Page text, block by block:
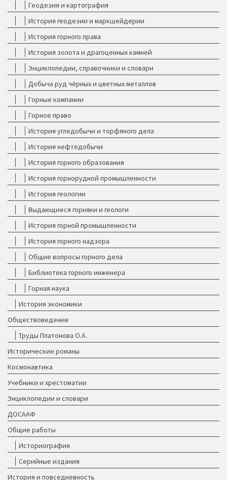
Геодезия и картография
История геодезии и маркшейдерии
История горного права
История золота и драгоценных камней
Энциклопедии, справочники и словари
Добыча руд чёрных и цветных металлов
Горные компании
Горное право
История угледобычи и торфяного дела
История нефтедобычи
История горного образования
История горнорудной промышленности
История геологии
Выдающиеся горняки и геологи
История горной промышленности
История горного надзора
Общие вопросы горного дела
Библиотека горного инженера
Горная наука
История экономики
Обществоведение
Труды Платонова О.А.
Исторические романы
Космонавтика
Учебники и хрестоматии
Энциклопедии и словари
ДОСААФ
Общие работы
Историография
Серийные издания
История и повседневность